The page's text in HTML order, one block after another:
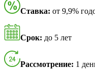
Ставка: от 9,9%
Срок: до 5 лет
Рассмотрение: 1